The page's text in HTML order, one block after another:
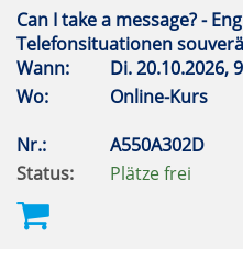
Can I take a message? -
Telefonsituationen
Wann:
Di.20.10.2026,
Wo:
Online-Kurs
Nr.:
A550A302D
Status:
Plätze frei